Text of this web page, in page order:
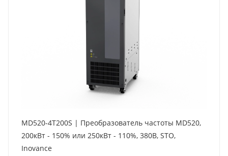
MD520-4T200S | Преобразователь частоты MD520,
200кВт - 150% или 250кВт - 110%, 380В, STO,
Inovance